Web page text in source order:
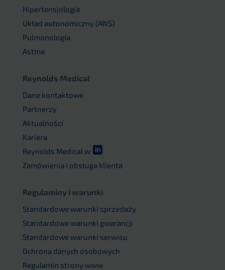
Hipertensjologia
Układ autonomiczny (ANS)
Pulmonologia
Astma
Reynolds Medical
Dane kontaktowe
Partnerzy
Aktualności
Kariera
Reynolds Medical w 
Zamówienia i obsługa klienta
Regulaminy i warunki
Standardowe warunki sprzedaży
Standardowe warunki gwarancji
Standardowe warunki serwisu
Ochrona danych osobowych
Regulamin strony www